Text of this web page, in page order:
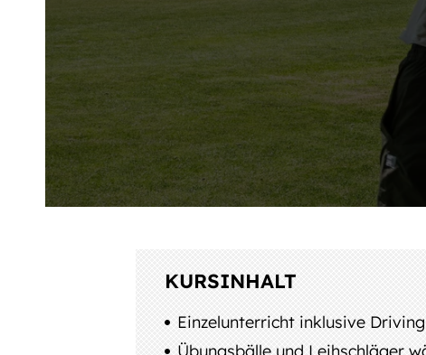
KURSINHALT
Einzelunterricht inklusive